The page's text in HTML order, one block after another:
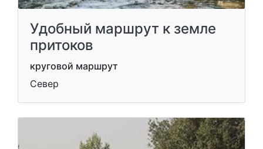
Удобный маршрут к земле
притоков
круговой маршрут
Север